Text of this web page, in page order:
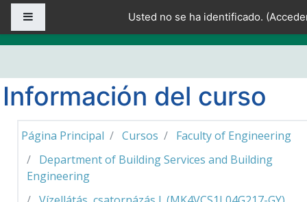
Salta al contenido principal
Usted no se ha identificado. (
Información del curso
Página Principal Cursos
Faculty of Engineering
Department of Building Services and Building
Engineering